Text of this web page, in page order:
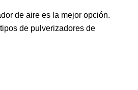
de aire es la mejor opción.
de pulverizadores de